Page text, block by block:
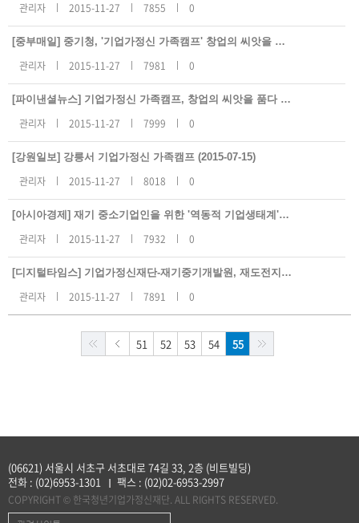
관리자 2015-11-27 7855 0
[중부매일] 중기청, '기업가정신 가족캠프' 창업의 씨앗을 품다 (2015-07-19)
관리자 2015-11-27 7981 0
[파이낸셜뉴스] 기업가정신 가족캠프, 창업의 씨앗을 품다 (2015-07-19)
관리자 2015-11-27 7999 0
[강원일보] 강릉서 기업가정신 가족캠프 (2015-07-15)
관리자 2015-11-27 8018 0
[아시아경제] 재기 중소기업인을 위한 '역동적 기업생태계' 마련된다 (2015-04-09)
관리자 2015-11-27 7932 0
[디지털타임스] 기업가정신재단-재기중기개발원, 재도전지원 위한 MOU 체결 (2015-04-09)
관리자 2015-11-27 7891 0
51 52 53 54 55
(06621) 서울시 서초구 서초대로 74길 33, 2층 (비트빌딩)
전화 : (02)6953-1301 팩스 : (02)02-6953-2997
COPYRIGHT © 한국청년기업가정신재단. ALL RIGHTS RESERVED.